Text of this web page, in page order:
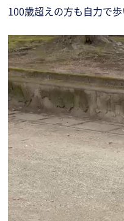
100歳超えの方も自力で
動
画
プ
レ
ー
ヤ
ー